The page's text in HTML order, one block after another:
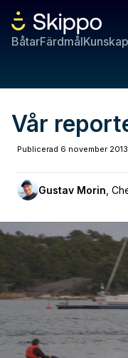
BåtarFärdmålKunskap
Vår
Publicerad 6 november 2013
Gustav Morin